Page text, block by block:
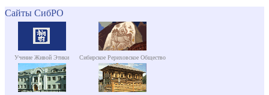
Сайты СибРО
Учение Живой Этики Сибирское Рериховское Общество